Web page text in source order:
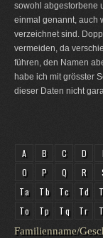
sowohl abgestorbene
einmal genannt, auch
verzeichnet sind.
vermeiden, da
führen, den Namen
habe ich mit grösster
dieser Daten nicht
A B C D
O
P Q R
Ta
Tb Tc Td
To
Tp Tq Tr
Familienname/